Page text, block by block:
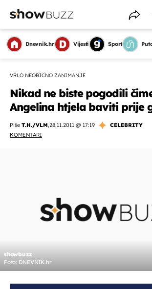
Dnevnik.hr Vijesti Sport
VRLO NEOBIČNO ZANIMANJE
Nikad ne biste pogodili
Angelina htjela baviti prije
Piše T.H./VLM,28.11.2011 @ 17:19
CELEBRITY
KOMENTARI
showbuzz
Foto: DNEVNIK.hr